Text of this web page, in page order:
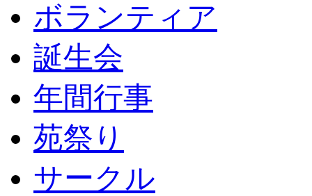
ボランティア
誕生会
年間行事
苑祭り
サークル